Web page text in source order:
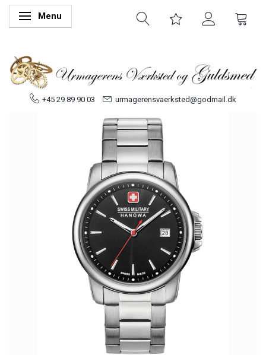
Skifte navigation
Menu
+45 29 89 90 03 urmagerensvaerksted@godmail.dk